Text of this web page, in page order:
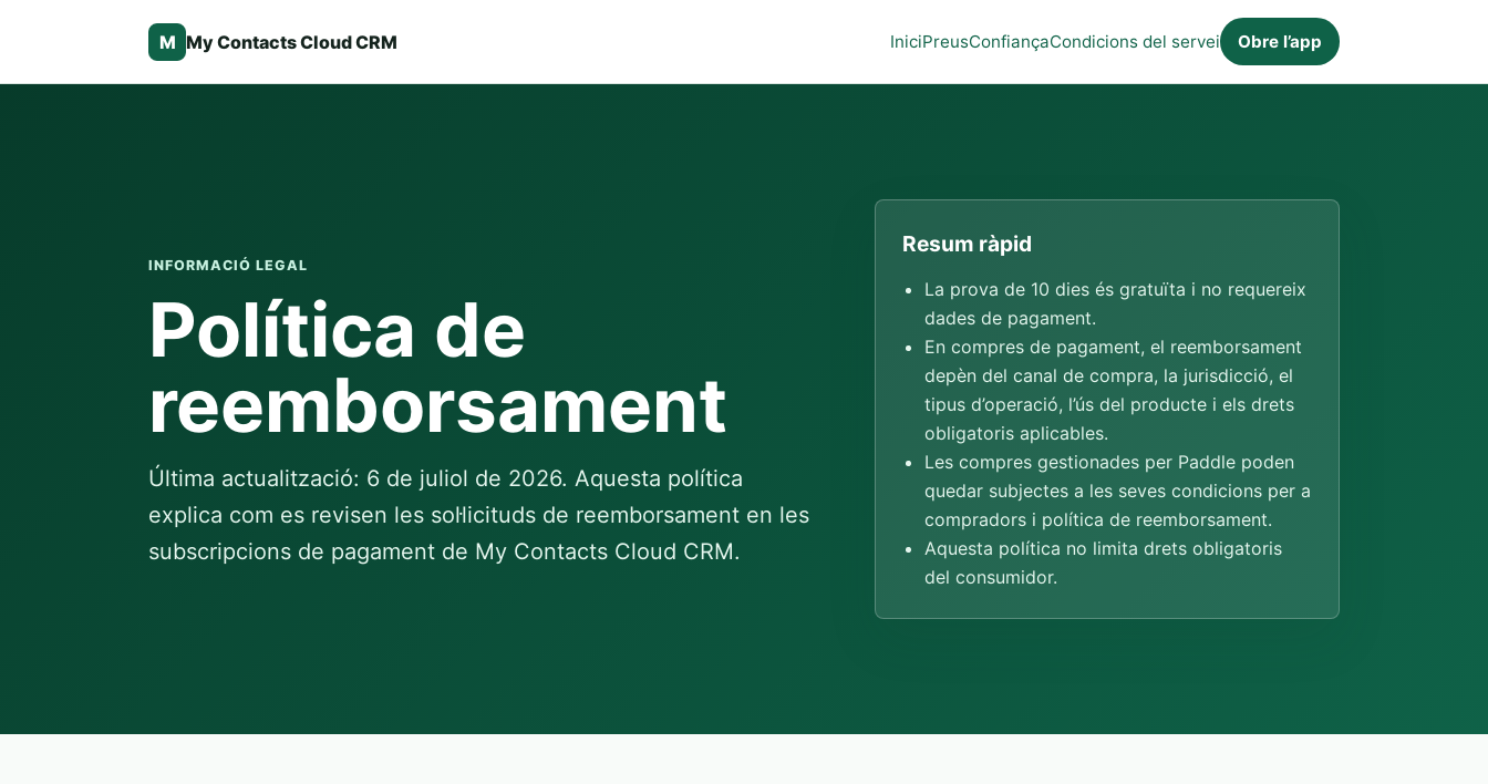
M My Contacts Cloud CRM IniciPreusConfiançaCondicions del servei Obre l’app
INFORMACIÓ LEGAL
Política de
reemborsament
Última actualització: 6 de juliol de 2026. Aquesta política
explica com es revisen les sol·licituds de reemborsament en les
subscripcions de pagament de My Contacts Cloud CRM.
Resum ràpid
La prova de 10 dies és gratuïta i no requereix
dades de pagament.
En compres de pagament, el reemborsament
depèn del canal de compra, la jurisdicció, el
tipus d’operació, l’ús del producte i els drets
obligatoris aplicables.
Les compres gestionades per Paddle poden
quedar subjectes a les seves condicions per a
compradors i política de reemborsament.
Aquesta política no limita drets obligatoris
del consumidor.